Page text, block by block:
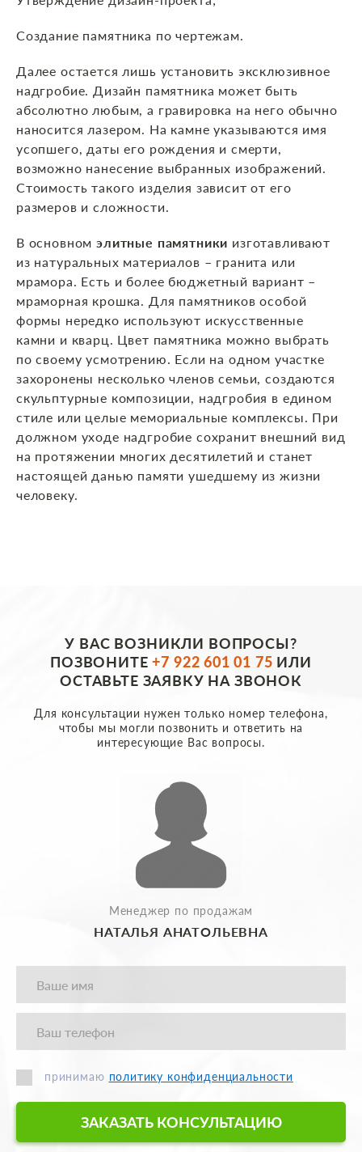
Создание памятника по чертежам.
Далее остается лишь установить эксклюзивное
надгробие. Дизайн памятника может быть
абсолютно любым, а гравировка на него обычно
наносится лазером. На камне указываются имя
усопшего, даты его рождения и смерти,
возможно нанесение выбранных изображений.
Стоимость такого изделия зависит от его
размеров и сложности.
В основномэлитные памятники изготавливают
из натуральных материалов – гранита или
мрамора. Есть и более бюджетный вариант –
мраморная крошка. Для памятников особой
формы нередко используют искусственные
камни и кварц. Цвет памятника можно выбрать
по своему усмотрению. Если на одном участке
захоронены несколько членов семьи, создаются
скульптурные композиции, надгробия в едином
стиле или целые мемориальные комплексы. При
должном уходе надгробие сохранит внешний вид
на протяжении многих десятилетий и станет
настоящей данью памяти ушедшему из жизни
человеку.
У ВАС ВОЗНИКЛИ ВОПРОСЫ?
ПОЗВОНИТЕ+7 922 601 01 75 ИЛИ
ОСТАВЬТЕ ЗАЯВКУ НА ЗВОНОК
Для консультации нужен только номер телефона,
чтобы мы могли позвонить и ответить на
интересующие Вас вопросы.
Менеджер по продажам
НАТАЛЬЯ АНАТОЛЬЕВНА
принимаю политику конфиденциальности
ЗАКАЗАТЬ КОНСУЛЬТАЦИЮ